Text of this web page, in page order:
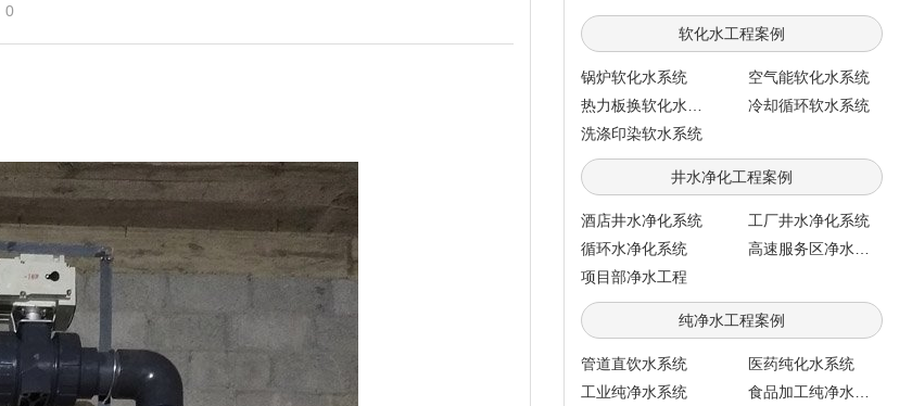
0
软化水工程案例
锅炉软化水系统
空气能软化水系统
冷却循环软水系统
洗涤印染软水系统
井水净化工程案例
酒店井水净化系统
工厂井水净化系统
循环水净化系统
项目部净水工程
纯净水工程案例
管道直饮水系统
医药纯化水系统
工业纯净水系统